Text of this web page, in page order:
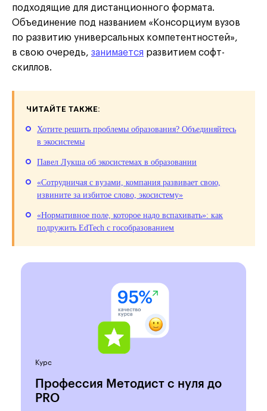
подходящие для дистанционного формата.
Объединение под названием «Консорциум вузов
по развитию универсальных компетентностей»,
в свою очередь, занимается развитием софт-
скиллов.
ЧИТАЙТЕ ТАКЖЕ:
Хотите решить проблемы образования? Объединяйтесь
в экосистемы
Павел Лукша об экосистемах в образовании
«Сотрудничая с вузами, компания развивает свою,
извините за избитое слово, экосистему»
«Нормативное поле, которое надо вспахивать»: как
подружить EdTech с гособразованием
Курс
Профессия Методист с нуля до
PRO